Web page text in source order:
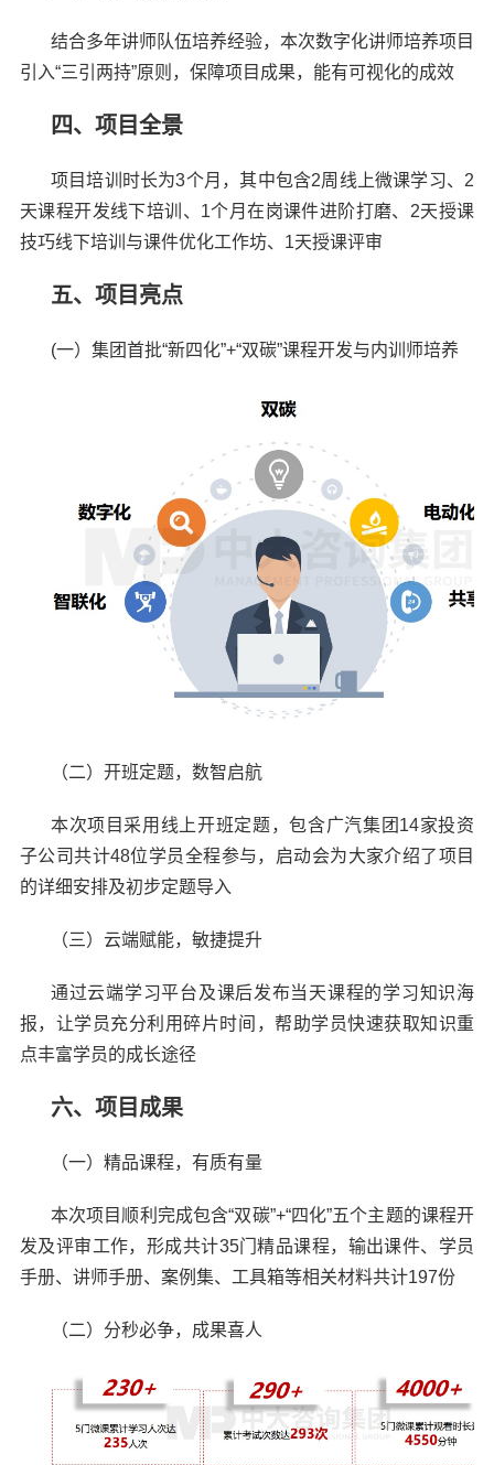
结合多年讲师队伍培养经验，本次数字化讲师培养项目
引入“三引两持”原则，保障项目成果，能有可视化的成效
四、项目全景
项目培训时长为3个月，其中包含2周线上微课学习、2
天课程开发线下培训、1个月在岗课件进阶打磨、2天授课
技巧线下培训与课件优化工作坊、1天授课评审
五、项目亮点
(一）集团首批“新四化”+“双碳”课程开发与内训师培养
（二）开班定题，数智启航
本次项目采用线上开班定题，包含广汽集团14家投资
子公司共计48位学员全程参与，启动会为大家介绍了项目
的详细安排及初步定题导入
（三）云端赋能，敏捷提升
通过云端学习平台及课后发布当天课程的学习知识海
报，让学员充分利用碎片时间，帮助学员快速获取知识重
点丰富学员的成长途径
六、项目成果
（一）精品课程，有质有量
本次项目顺利完成包含“双碳”+“四化”五个主题的课程开
发及评审工作，形成共计35门精品课程，输出课件、学员
手册、讲师手册、案例集、工具箱等相关材料共计197份
（二）分秒必争，成果喜人